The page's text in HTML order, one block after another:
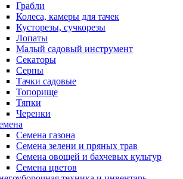
Грабли
Колеса, камеры для тачек
Кусторезы, сучкорезы
Лопаты
Малый садовый инструмент
Секаторы
Серпы
Тачки садовые
Топорище
Тяпки
Черенки
Семена газона
Семена зелени и пряных трав
Семена овощей и бахчевых культур
Семена цветов